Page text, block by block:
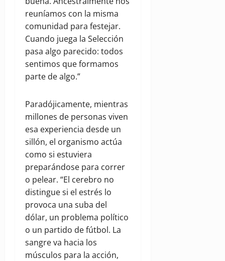
reuníamos con la misma
comunidad para festejar.
Cuando juega la Selección
pasa algo parecido: todos
sentimos que formamos
parte de algo.”
Paradójicamente, mientras
millones de personas viven
esa experiencia desde un
sillón, el organismo actúa
como si estuviera
preparándose para correr
o pelear. “El cerebro no
distingue si el estrés lo
provoca una suba del
dólar, un problema político
o un partido de fútbol. La
sangre va hacia los
músculos para la acción,